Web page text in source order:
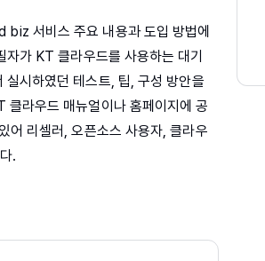
biz 서비스 주요 내용과 도입 방법에
자가 KT 클라우드를 사용하는 대기
시하였던 테스트, 팁, 구성 방안을
클라우드 매뉴얼이나 홈페이지에 공
어 리셀러, 오픈소스 사용자, 클라우
.